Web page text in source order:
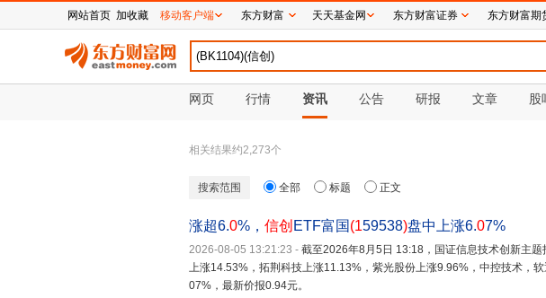
网页 行情 资讯 公告 研报 文章 股
相关结果约2,273个
搜索范围 全部 标题 正文
涨超6.0%， 信创 ETF富国(159538)盘中上涨6.07%
2026-08-05 13:21:23 - 截至2026年8月5日 13:18，国证信息技术创新主题
上涨14.53%，拓荆科技上涨11.13%，紫光股份上涨9.96%，中控技术，软
07%，最新价报0.94元。
网站首页 加收藏 移动客户端 东方财富 天天基金网 东方财富证券 东方财富期